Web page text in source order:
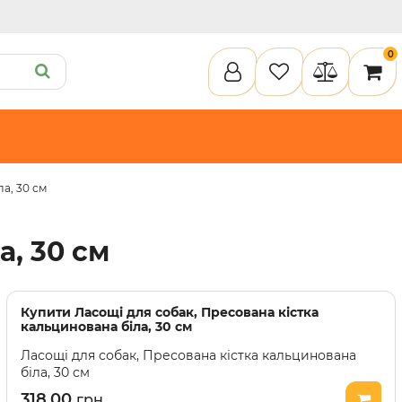
0
30 см
30 см
Купити Ласощі для собак, Пресована кістка
кальцинована біла, 30 см
Ласощі для собак, Пресована кістка кальцинована
біла, 30 см